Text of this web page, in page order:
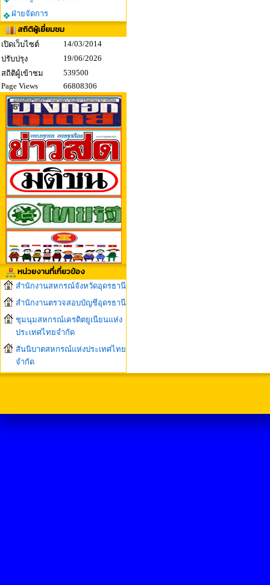
ฝ่ายจัดการ
สถิติผู้เยี่ยมชม
เปิดเว็บไซต์
14/03/2014
ปรับปรุง
19/06/2026
สถิติผู้เข้าชม
539500
Page Views
66808306
หน่วยงานที่เกี่ยวข้อง
สำนักงานสหกรณ์จังหวัดอุดรธานี
สำนักงานตรวจสอบบัญชีอุดรธานี
ชุมนุมสหกรณ์เครดิตยูเนียนแห่ง
ประเทศไทยจำกัด
สันนิบาตสหกรณ์แห่งประเทศไทย
จำกัด